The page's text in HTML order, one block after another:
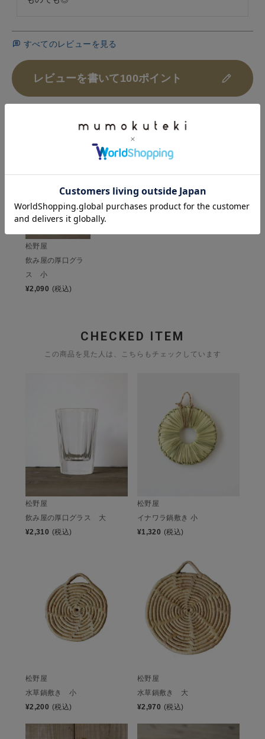
すべてのレビューを見る
レビューを書いて100ポイント
HISTORY
最近チェックした商品
松野屋
飲み屋の厚口グラ
ス 小
¥2,090 (税込)
CHECKED ITEM
この商品を見た人は、こちらもチェックしています
松野屋
飲み屋の厚口グラス 大
¥2,310 (税込)
松野屋
イナワラ鍋敷き 小
¥1,320 (税込)
松野屋
水草鍋敷き 小
¥2,200 (税込)
松野屋
水草鍋敷き 大
¥2,970 (税込)